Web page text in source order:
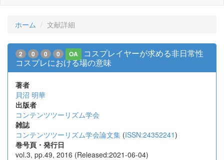
ホーム 文献詳細
2 0 0 0 OA
コスプレイヤーが求める非日常性
コスプレにおける場の意味
著者
貝沼 明華
出版者
コンテンツツーリズム学会
雑誌
コンテンツツーリズム学会論文集 (ISSN:24352241)
巻号頁・発行日
vol.3, pp.49, 2016 (Released:2021-06-04)